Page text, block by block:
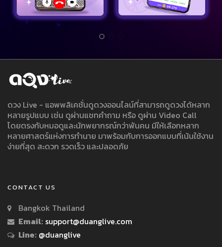
ดวง Live - แอพพลิเคชั่นดูดวงออนไลน์ที่สามารถดูดวงได้หลาก
หลายรูปแบบ เช่น ดูผ่านแชทคำถาม หรือ ดูผ่าน Video Call
โดยตรงกับหมอดูและนักพยากรณ์กว่าพันคน มีให้เลือกหลาก
หลายศาสตร์แห่งการทำนาย มาพร้อมกับการออกแบบที่เน้นใช้งาน
ง่ายที่สุด สะดวก รวดเร็ว และปลอดภัย
CONTACT US
Bangkok Thailand
Email: support@duanglive.com
Line: @duanglive